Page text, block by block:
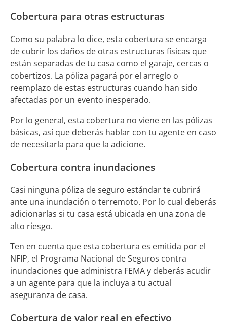
Cobertura para otras estructuras
Como su palabra lo dice, esta cobertura se encarga
de cubrir los daños de otras estructuras físicas que
están separadas de tu casa como el garaje, cercas o
cobertizos. La póliza pagará por el arreglo o
reemplazo de estas estructuras cuando han sido
afectadas por un evento inesperado.
Por lo general, esta cobertura no viene en las pólizas
básicas, así que deberás hablar con tu agente en caso
de necesitarla para que la adicione.
Cobertura contra inundaciones
Casi ninguna póliza de seguro estándar te cubrirá
ante una inundación o terremoto. Por lo cual deberás
adicionarlas si tu casa está ubicada en una zona de
alto riesgo.
Ten en cuenta que esta cobertura es emitida por el
NFIP, el Programa Nacional de Seguros contra
inundaciones que administra FEMA y deberás acudir
a un agente para que la incluya a tu actual
aseguranza de casa.
Cobertura de valor real en efectivo